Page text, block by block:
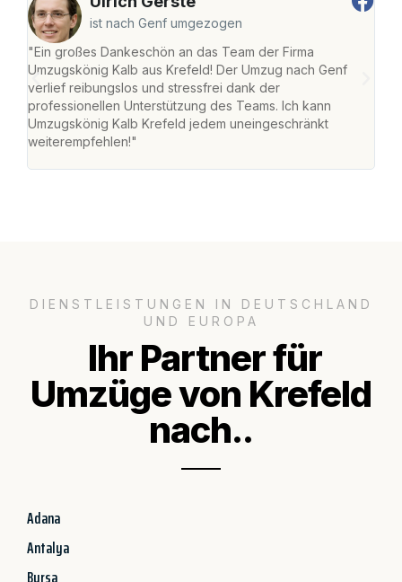
ist nach Genf umgezogen
"Ein großes Dankeschön an das Team der Firma
Umzugskönig Kalb aus Krefeld! Der Umzug nach Genf
verlief reibungslos und stressfrei dank der
professionellen Unterstützung des Teams. Ich kann
Umzugskönig Kalb Krefeld jedem uneingeschränkt
weiterempfehlen!"
DIENSTLEISTUNGEN IN DEUTSCHLAND
UND EUROPA
Ihr Partner für
Umzüge von Krefeld
nach..
Adana
Antalya